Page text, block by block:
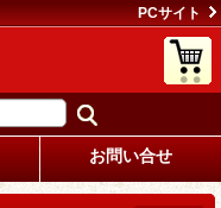
PCサイト
お問い合せ